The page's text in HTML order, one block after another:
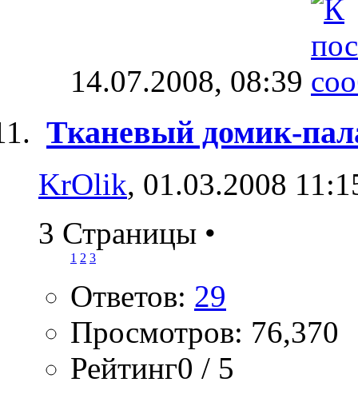
14.07.2008, 08:39
Тканевый домик-
KrOlik, 01.03.2008
3 Страницы •
1 2 3
Ответов: 29
Просмотров: 76,370
Рейтинг0 / 5